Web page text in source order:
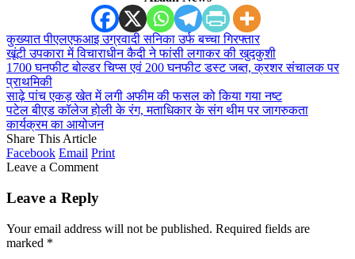
कुख्यात पीएलएफआइ उग्रवादी सनिका उर्फ बच्चा गिरफ्तार
खूंटी उपकारा में विचाराधीन कैदी ने फांसी लगाकर की खुदकुशी
1700 घनफीट बोल्डर चिप्स एवं 200 घनफीट डस्ट जब्त, क्रशर संचालक पर
प्राथमिकी
साढ़े पांच एकड़ खेत में लगी अफीम की फसल को किया गया नष्ट
पटेल बीएड कॉलेज होली के रंग, मताधिकार के संग थीम पर जागरुकता
कार्यक्रम का आयोजन
Share This Article
Facebook Email Print
Leave a Comment
Leave a Reply
Your email address will not be published. Required fields are
marked *